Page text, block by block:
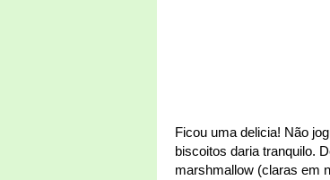
Ficou uma delicia! Não
biscoitos daria tranquilo.
marshmallow (claras em